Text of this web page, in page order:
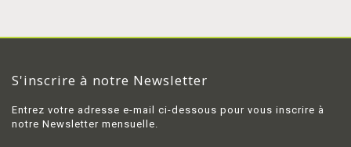
S'inscrire à notre Newsletter
Entrez votre adresse e-mail ci-dessous pour vous inscrire à
notre Newsletter mensuelle.